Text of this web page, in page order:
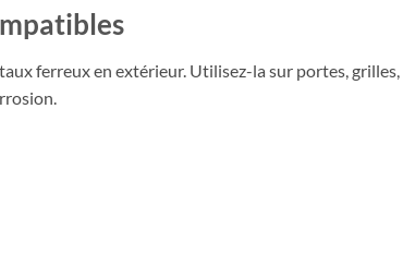
ferreux en extérieur. Utilisez-la sur portes,